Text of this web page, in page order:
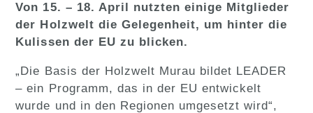
Von 15. – 18. April nutzten einige Mitglieder
der Holzwelt die Gelegenheit, um hinter die
Kulissen der EU zu blicken.
„Die Basis der Holzwelt Murau bildet LEADER
– ein Programm, das in der EU entwickelt
wurde und in den Regionen umgesetzt wird“,